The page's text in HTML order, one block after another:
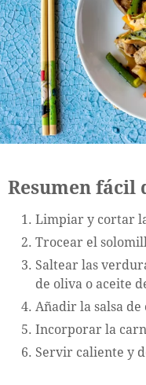
Resumen fácil
Limpiar y cortar
Trocear el
Saltear las
de oliva o aceite
Añadir la salsa de
Incorporar la
Servir caliente y